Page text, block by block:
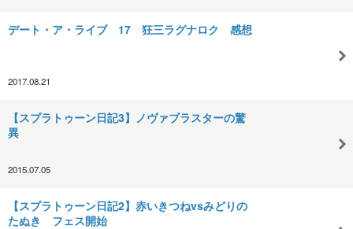
デート・ア・ライブ 17 狂三ラグナロク 感想
2017.08.21
【スプラトゥーン日記3】ノヴァブラスターの驚
異
2015.07.05
【スプラトゥーン日記2】赤いきつねvsみどりの
たぬき フェス開始